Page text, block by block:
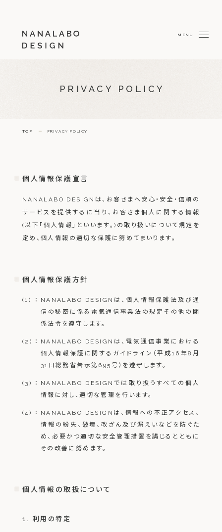
PRIVACY POLICY
TOP PRIVACY POLICY
個人情報保護宣言
NANALABO DESIGNは、お客さまへ安心・安全・信頼の
サービスを提供するに当り、お客さま個人に関する情報
(以下「個人情報」といいます。)の取り扱いについて規定を
定め、個人情報の適切な保護に努めてまいります。
個人情報保護方針
(1)
NANALABO DESIGNは、個人情報保護法及び通
信の秘密に係る電気通信事業法の規定その他の関
係法令を遵守します。
(2)
NANALABO DESIGNは、電気通信事業における
個人情報保護に関するガイドライン（平成16年8月
31日総務省告示第695号）を遵守します。
(3)
NANALABO DESIGNでは取り扱うすべての個人
情報に対し、適切な管理を行います。
(4)
NANALABO DESIGNは、情報への不正アクセス、
情報の紛失、破壊、改ざん及び漏えいなどを防ぐた
め、必要かつ適切な安全管理措置を講じるとともに
その改善に努めます。
個人情報の取扱について
1. 利用の特定